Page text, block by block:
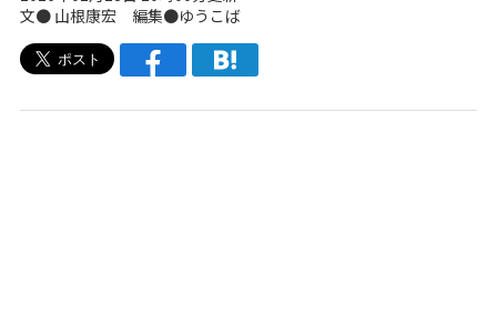
文● 山根康宏編集●ゆうこば